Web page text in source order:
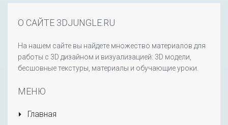
О САЙТЕ 3DJUNGLE.RU
На нашем сайте вы найдете множество материалов для
работы с 3D дизайном и визуализацией: 3D модели,
бесшовные текстуры, материалы и обучающие уроки.
МЕНЮ
Главная